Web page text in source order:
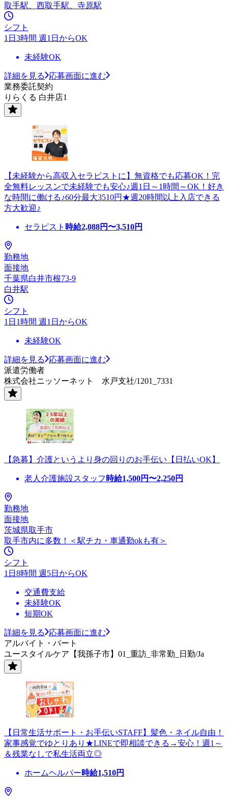
取手駅、西取手駅、寺原駅
シフト
1日3時間 週1日からOK
未経験OK
詳細を見る
応募画面に進む
業務委託契約
りらくる 白井店1
【未経験から高収入セラピストに】無資格でも応募OK！完
全無料レッスンで未経験でも安心♪週1日～1時間～OK！好き
な時間に働ける♪60分最大3510円★週20時間以上入店できる
方大歓迎♪
セラピスト 時給2,088円〜3,510円
勤務地
面接地
千葉県白井市根73-9
白井駅
シフト
1日1時間 週1日からOK
未経験OK
詳細を見る
応募画面に進む
派遣労働者
株式会社ニッソーネット 水戸支社/1201_7331
【急募】介護というより身の回りのお手伝い【日払いOK】
老人介護施設スタッフ 時給1,500円〜2,250円
勤務地
面接地
茨城県取手市
取手市内に多数！＜駅チカ・車通勤okも有＞
シフト
1日8時間 週5日からOK
交通費支給
未経験OK
短期OK
詳細を見る
応募画面に進む
アルバイト・パート
ユースタイルケア【我孫子市】01_重訪_非常勤_日勤/Ja
【日常生活サポート・お手伝いSTAFF】髪色・ネイル自由！
家事感覚でゆとりあり★LINEで即相談できる→安心！週1～
＆残業なしで私生活両立◎
ホームヘルパー時給1,510円